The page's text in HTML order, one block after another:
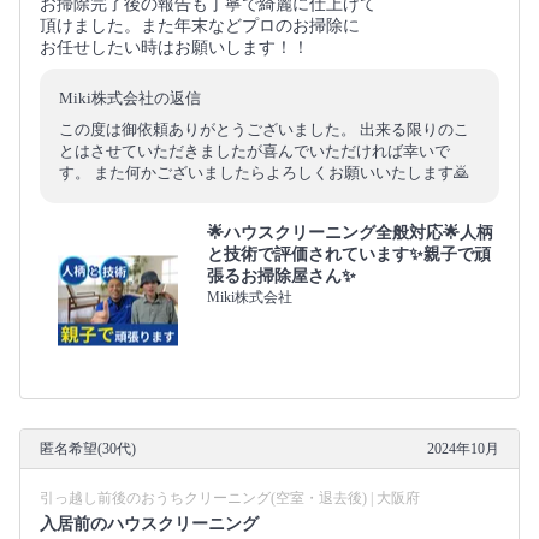
お掃除完了後の報告も丁寧で綺麗に仕上げて
頂けました。また年末などプロのお掃除に
お任せしたい時はお願いします！！
Miki株式会社の返信
この度は御依頼ありがとうございました。 出来る限りのこ
とはさせていただきましたが喜んでいただければ幸いで
す。 また何かございましたらよろしくお願いいたします🙇
🌟ハウスクリーニング全般対応🌟人柄
と技術で評価されています✨親子で頑
張るお掃除屋さん✨
Miki株式会社
匿名希望(30代) 2024年10月
引っ越し前後のおうちクリーニング(空室・退去後) | 大阪府
入居前のハウスクリーニング